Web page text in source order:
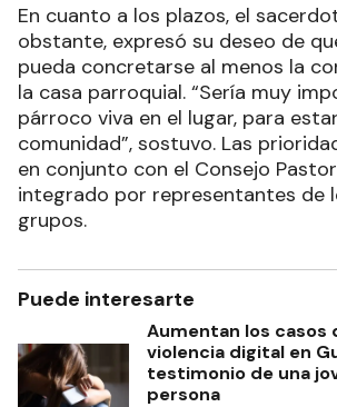
En cuanto a los plazos, el
obstante, expresó su deseo de
pueda concretarse al menos la
la casa parroquial. “Sería muy
párroco viva en el lugar, para
comunidad”, sostuvo. Las
en conjunto con el Consejo
integrado por representantes de
grupos.
Puede interesarte
Aumentan los casos
violencia digital en
testimonio de una
persona